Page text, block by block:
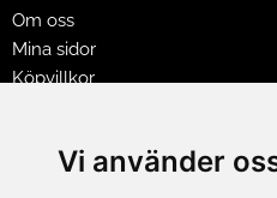
Vi använder
Om oss
Mina sidor
Köpvillkor
Jobba på Hasselgrens